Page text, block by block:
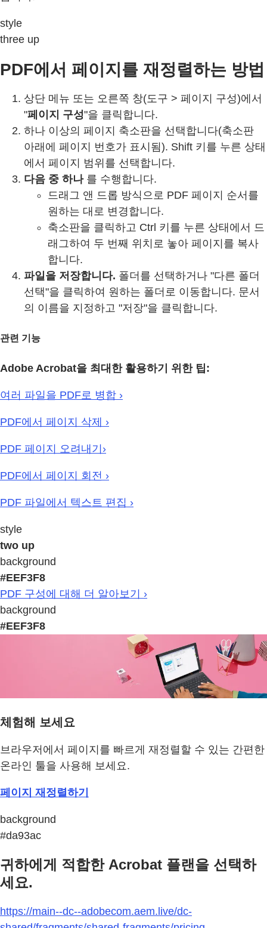
style
three up
PDF에서 페이지를 재정렬하는 방법
상단 메뉴 또는 오른쪽 창(도구 > 페이지 구성)에서
"페이지 구성"을 클릭합니다.
하나 이상의 페이지 축소판을 선택합니다(축소판
아래에 페이지 번호가 표시됨). Shift 키를 누른 상태
에서 페이지 범위를 선택합니다.
다음 중 하나를 수행합니다.
드래그 앤 드롭 방식으로 PDF 페이지 순서를
원하는 대로 변경합니다.
축소판을 클릭하고 Ctrl 키를 누른 상태에서 드
래그하여 두 번째 위치로 놓아 페이지를 복사
합니다.
파일을 저장합니다. 폴더를 선택하거나 "다른 폴더
선택"을 클릭하여 원하는 폴더로 이동합니다. 문서
의 이름을 지정하고 "저장"을 클릭합니다.
관련 기능
Adobe Acrobat을 최대한 활용하기 위한 팁:
여러 파일을 PDF로 병합 ›
PDF에서 페이지 삭제 ›
PDF 페이지 오려내기›
PDF에서 페이지 회전 ›
PDF 파일에서 텍스트 편집 ›
style
two up
background
#EEF3F8
PDF 구성에 대해 더 알아보기 ›
background
#EEF3F8
체험해 보세요
브라우저에서 페이지를 빠르게 재정렬할 수 있는 간편한
온라인 툴을 사용해 보세요.
페이지 재정렬하기
background
#da93ac
귀하에게 적합한 Acrobat 플랜을 선택하
세요.
https://main--dc--adobecom.aem.live/dc-